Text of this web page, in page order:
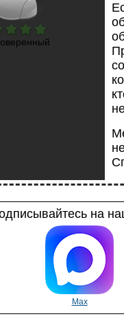
на
Max